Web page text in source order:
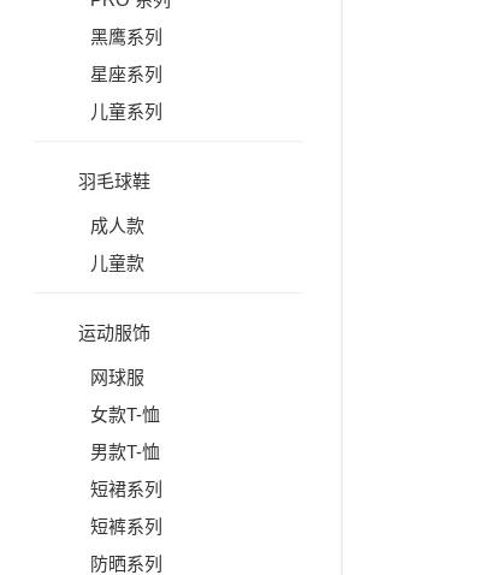
黑鹰系列
星座系列
儿童系列
羽毛球鞋
成人款
儿童款
运动服饰
网球服
女款T-恤
男款T-恤
短裙系列
短裤系列
防晒系列